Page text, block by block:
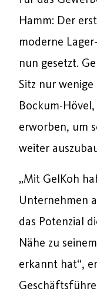
Hamm: Der
moderne
nun gesetzt.
Sitz nur
Bockum-
erworben, um
weiter
„Mit GelKoh
Unternehmen
das Potenzial
Nähe zu
erkannt hat“,